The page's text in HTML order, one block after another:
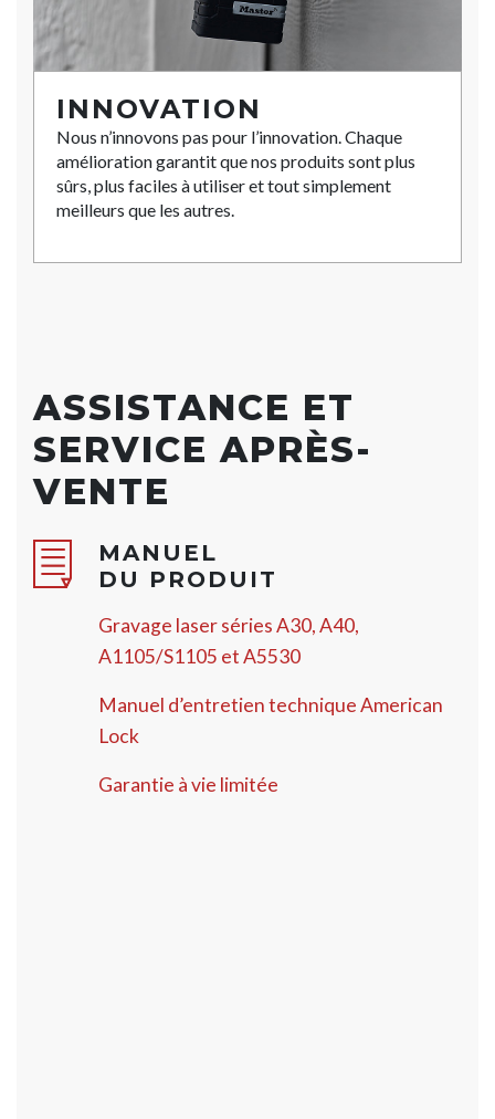
INNOVATION
Nous n’innovons pas pour l’innovation. Chaque
amélioration garantit que nos produits sont plus
sûrs, plus faciles à utiliser et tout simplement
meilleurs que les autres.
ASSISTANCE ET
SERVICE APRÈS-
VENTE
MANUEL
DU PRODUIT
Gravage laser séries A30, A40,
A1105/S1105 et A5530
Manuel d’entretien technique American
Lock
Garantie à vie limitée